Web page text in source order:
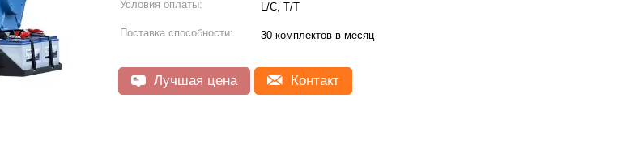
Условия оплаты: L/C, T/T
Поставка способности: 30 комплектов в месяц
Лучшая цена Контакт